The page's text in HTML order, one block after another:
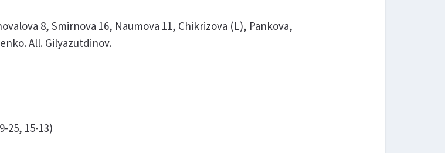
8, Smirnova 16, Naumova 11, Chikrizova (L), Pankova,
All. Gilyazutdinov.
25, 15-13)